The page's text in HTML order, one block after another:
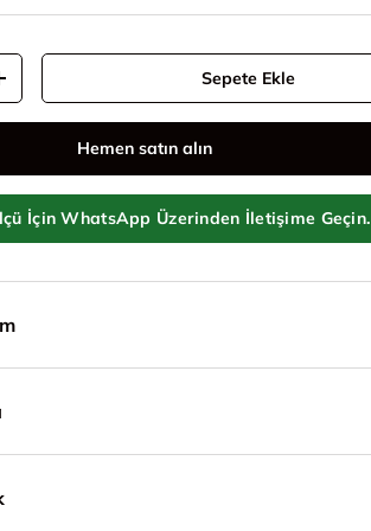
artır Sepete Ekle
Hemen satın alın
İçin WhatsApp Üzerinden İletişime Geçin.